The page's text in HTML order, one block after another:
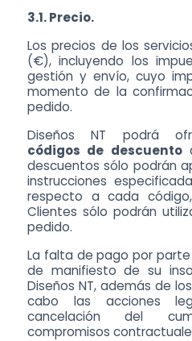
3.1. Precio.
Los precios de los
(€), incluyendo los
gestión y envío, cuyo
momento de la
pedido.
Diseños NT podrá
códigos de descuento
descuentos sólo podrán
instrucciones
respecto a cada
Clientes sólo podrán
pedido.
La falta de pago por
de manifiesto de su
Diseños NT, además de
cabo las acciones
cancelación del
compromisos